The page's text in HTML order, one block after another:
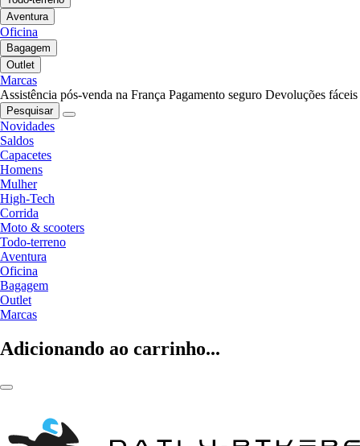
Aventura
Oficina
Bagagem
Outlet
Marcas
Assistência pós-venda na França Pagamento seguro Devoluções fáceis
Pesquisar
Novidades
Saldos
Capacetes
Homens
Mulher
High-Tech
Corrida
Moto & scooters
Todo-terreno
Aventura
Oficina
Bagagem
Outlet
Marcas
Adicionando ao carrinho...